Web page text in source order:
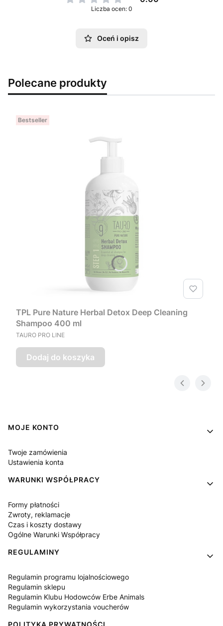
Liczba ocen: 0
Oceń i opisz
Polecane produkty
Bestseller
TPL Pure Nature Herbal Detox Deep Cleaning
Shampoo 400 ml
PRODUCENT
TAURO PRO LINE
Dodaj do koszyka
Linki w stopce
MOJE KONTO
Twoje zamówienia
Ustawienia konta
WARUNKI WSPÓŁPRACY
Formy płatności
Zwroty, reklamacje
Czas i koszty dostawy
Ogólne Warunki Współpracy
REGULAMINY
Regulamin programu lojalnościowego
Regulamin sklepu
Regulamin Klubu Hodowców Erbe Animals
Regulamin wykorzystania voucherów